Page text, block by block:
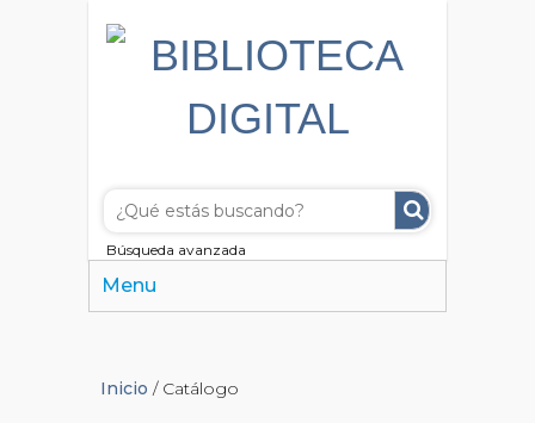
Búsqueda avanzada
Menu
Inicio / Catálogo